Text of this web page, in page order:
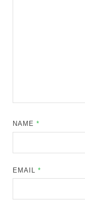
NAME*
EMAIL*